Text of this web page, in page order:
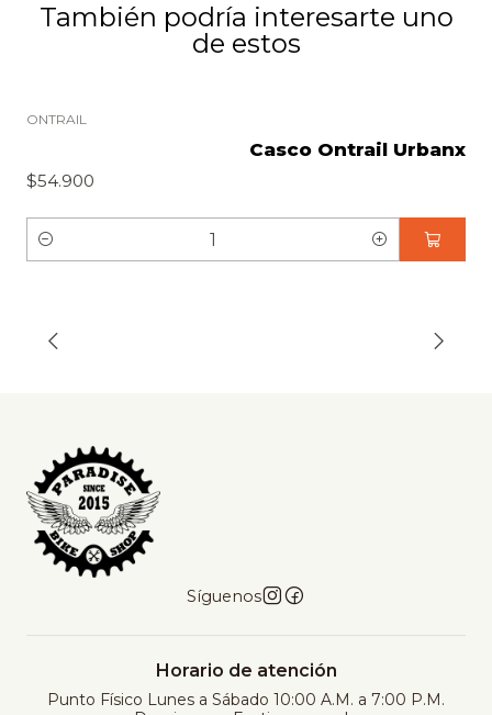
También podría interesarte uno
de estos
ONTRAIL
Casco Ontrail Urbanx
$54.900
Síguenos
Horario de atención
Punto Físico Lunes a Sábado 10:00 A.M. a 7:00 P.M.